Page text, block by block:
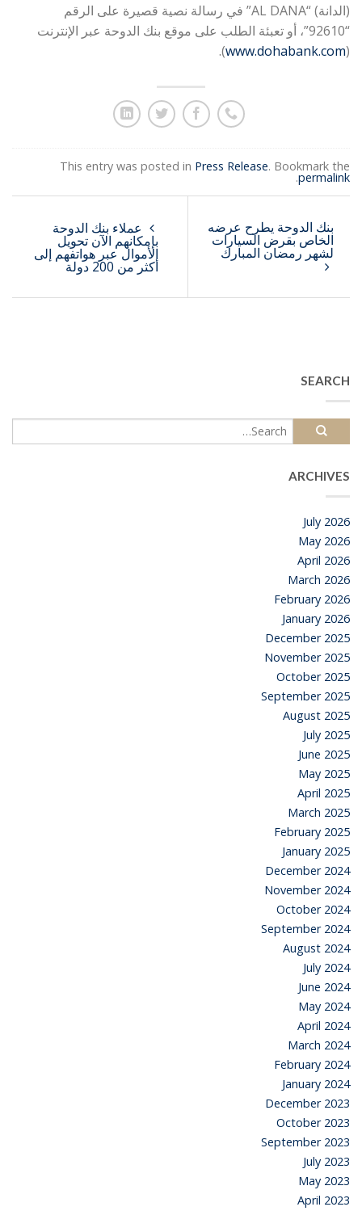
(الدانة) “AL DANA” في رسالة نصية قصيرة على الرقم
“92610”، أو تعبئة الطلب على موقع بنك الدوحة عبر الإنترنت
(
www.dohabank.com
).
This entry was posted in Press Release. Bookmark the
permalink
.
عملاء بنك الدوحة
بإمكانهم الآن تحويل
الأموال عبر هواتفهم إلى
أكثر من 200 دولة
بنك الدوحة يطرح عرضه
الخاص بقرض السيارات
لشهر رمضان المبارك
SEARCH
ARCHIVES
July 2026
May 2026
April 2026
March 2026
February 2026
January 2026
December 2025
November 2025
October 2025
September 2025
August 2025
July 2025
June 2025
May 2025
April 2025
March 2025
February 2025
January 2025
December 2024
November 2024
October 2024
September 2024
August 2024
July 2024
June 2024
May 2024
April 2024
March 2024
February 2024
January 2024
December 2023
October 2023
September 2023
July 2023
May 2023
April 2023